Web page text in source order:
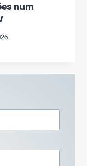
num